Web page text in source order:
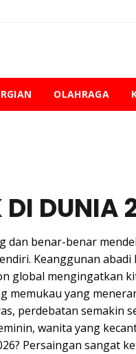
OLAHRAGA
DI DUNIA
dan benar-benar
Keanggunan
global mengingatkan
yang
perdebatan semakin
wanita yang
Persaingan sangat